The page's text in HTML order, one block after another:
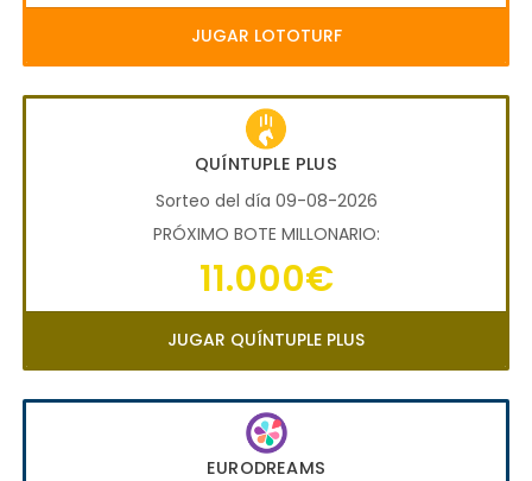
JUGAR LOTOTURF
QUÍNTUPLE PLUS
Sorteo del día 09-08-2026
PRÓXIMO BOTE MILLONARIO:
11.000€
JUGAR QUÍNTUPLE PLUS
EURODREAMS